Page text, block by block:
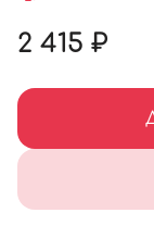
2 415 ₽